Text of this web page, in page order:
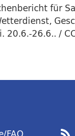
für
26.6.. /